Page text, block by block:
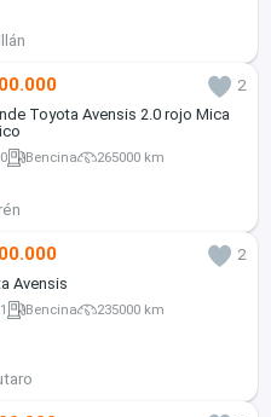
2
Toyota Avensis 2.0 rojo Mica
Bencina 265000 km
2
Avensis
Bencina 235000 km